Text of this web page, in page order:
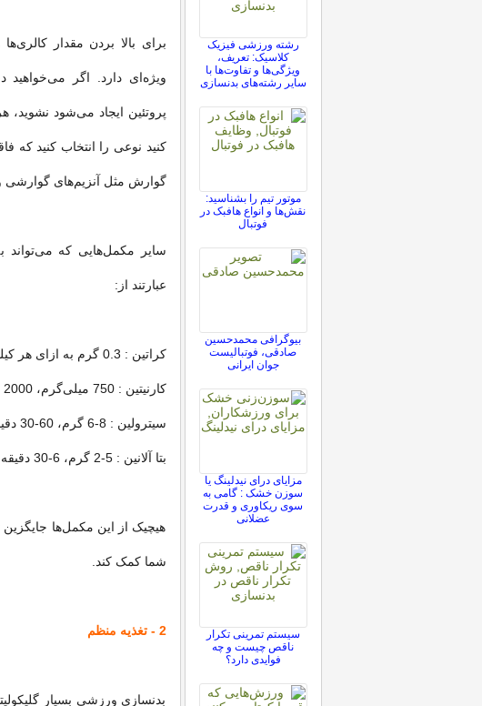
برای بالا بردن مقدار
ویژه‌ای دارد. اگر می‌خواهید
پروتئین ایجاد می‌شود نشوید،
کنید نوعی را انتخاب کنید که
گوارش مثل آنزیم‌های گوارشی و
سایر مکمل‌هایی که می‌تواند
عبارتند از:
کراتین : 0.3 گرم به ازای هر کیلوگرم به مدت 7-5 روز مصرف 5 گرم در روز
کارنیتین : 750 میلی‌گرم، 2000 میلی‌گرم در روز، در دو دوز
سیترولین : 8-6 گرم، 60-30 دقیقه قبل از تمرین
بتا آلانین : 5-2 گرم، 6-30 دقیقه قبل از تمرین
هیچیک از این مکمل‌ها جایگزین
شما کمک کند.
2 - تغذیه منظم
بدنسازی ورزشی بسیار
رشته ورزشی فیزیک
کلاسیک: تعریف،
ویژگی‌ها و تفاوت‌ها با
سایر رشته‌های بدنسازی
موتور تیم را بشناسید:
نقش‌ها و انواع هافبک در
فوتبال
بیوگرافی محمدحسین
صادقی، فوتبالیست
جوان ایرانی
مزایای درای نیدلینگ یا
سوزن خشک : گامی به
سوی ریکاوری و قدرت
عضلانی
سیستم تمرینی تکرار
ناقص چیست و چه
فوایدی دارد؟